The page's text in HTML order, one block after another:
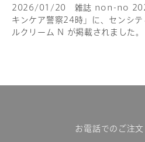
2026/01/20 雑誌 non-no 2026
キンケア警察24時」に、センシ
ルクリーム N が掲載されました。
お電話でのご注